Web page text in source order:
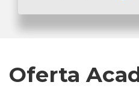
Oferta